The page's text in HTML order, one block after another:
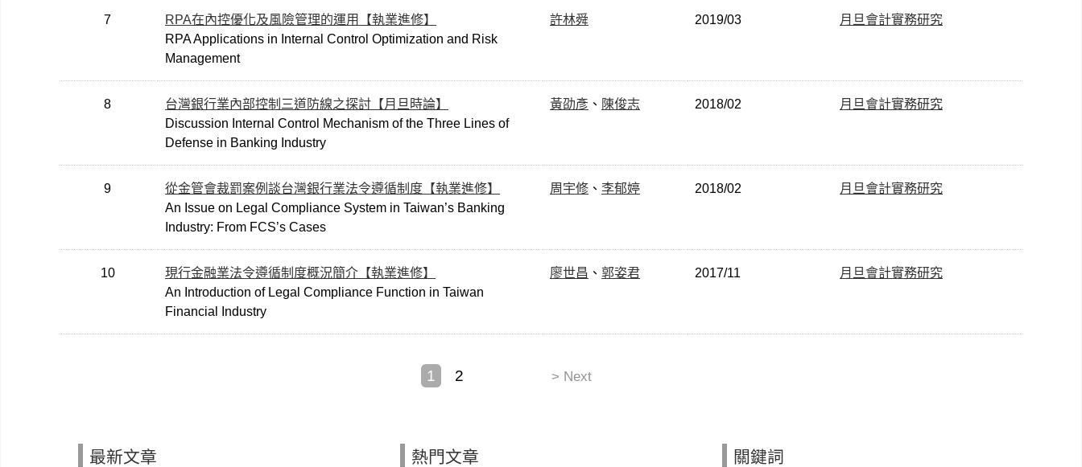
7
RPA在內控優化及風險管理的運用【執業進修】
RPA Applications in Internal Control Optimization and Risk
Management
許林舜 2019/03 月旦會計實務研究
8
台灣銀行業內部控制三道防線之探討【月旦時論】
Discussion Internal Control Mechanism of the Three Lines of
Defense in Banking Industry
黃劭彥 、 陳俊志 2018/02 月旦會計實務研究
9
從金管會裁罰案例談台灣銀行業法令遵循制度【執業進修】
An Issue on Legal Compliance System in Taiwan’s Banking
Industry: From FCS’s Cases
周宇修 、 李郁婷 2018/02 月旦會計實務研究
10
現行金融業法令遵循制度概況簡介【執業進修】
An Introduction of Legal Compliance Function in Taiwan
Financial Industry
廖世昌 、 郭姿君 2017/11 月旦會計實務研究
1 2 > Next
最新文章 熱門文章 關鍵詞